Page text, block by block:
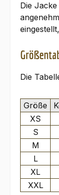
Die
Die
Größe
XS
S
M
L
XL
XXL